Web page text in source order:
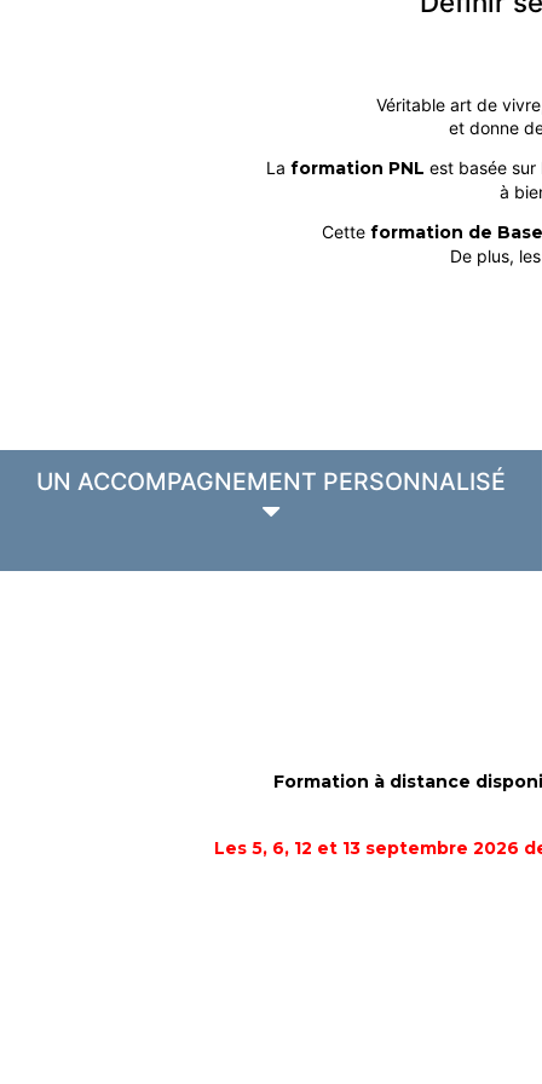
Véritable art de
et donne
La formation PNL est basée sur
à
Cette formation de
De plus,
UN ACCOMPAGNEMENT PERSONNALISÉ
Formation à distance
Les 5, 6, 12 et 13 septembre 2026